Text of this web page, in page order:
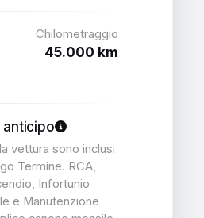
Chilometraggio
45.000 km
vettura sono inclusi
Termine. RCA,
Infortunio
e Manutenzione